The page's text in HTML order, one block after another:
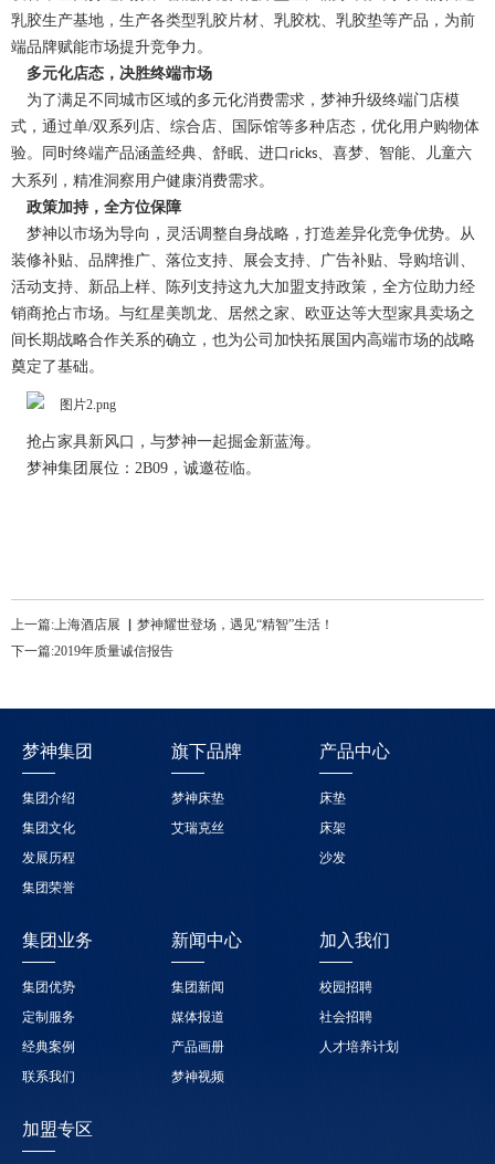
乳胶生产基地，生产各类型乳胶片材、乳胶枕、乳胶垫等产品，为前
端品牌赋能市场提升竞争力。
多元化店态，决胜终端市场
为了满足不同城市区域的多元化消费需求，梦神升级终端门店模
式，通过单/双系列店、综合店、国际馆等多种店态，优化用户购物体
验。同时终端产品涵盖经典、舒眠、进口 ricks、喜梦、智能、儿童六
大系列，精准洞察用户健康消费需求。
政策加持，全方位保障
梦神以市场为导向，灵活调整自身战略，打造差异化竞争优势。从
装修补贴、品牌推广、落位支持、展会支持、广告补贴、导购培训、
活动支持、新品上样、陈列支持这九大加盟支持政策，全方位助力经
销商抢占市场。与红星美凯龙、居然之家、欧亚达等大型家具卖场之
间长期战略合作关系的确立，也为公司加快拓展国内高端市场的战略
奠定了基础。
抢占家具新风口，与梦神一起掘金新蓝海。
梦神集团展位： 2B09 ，诚邀莅临。
上一篇:上海酒店展 ▏梦神耀世登场，遇见“精智”生活！
下一篇:2019年质量诚信报告
梦神集团
集团介绍
集团文化
发展历程
集团荣誉
旗下品牌
梦神床垫
艾瑞克丝
产品中心
床垫
床架
沙发
集团业务
集团优势
定制服务
经典案例
联系我们
新闻中心
集团新闻
媒体报道
产品画册
梦神视频
加入我们
校园招聘
社会招聘
人才培养计划
加盟专区